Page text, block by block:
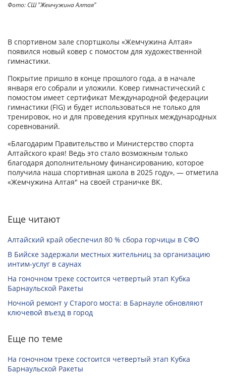
Фото: СШ "Жемчужина Алтая"
В спортивном зале спортшколы «Жемчужина Алтая»
появился новый ковер с помостом для художественной
гимнастики.
Покрытие пришло в конце прошлого года, а в начале
января его собрали и уложили. Ковер гимнастический с
помостом имеет сертификат Международной федерации
гимнастики (FIG) и будет использоваться не только для
тренировок, но и для проведения крупных международных
соревнований.
«Благодарим Правительство и Министерство спорта
Алтайского края! Ведь это стало возможным только
благодаря дополнительному финансированию, которое
получила наша спортивная школа в 2025 году», — отметила
«Жемчужина Алтая" на своей страничке ВК.
Еще читают
Алтайский край обеспечил 80 % сбора горчицы в СФО
В Бийске задержали местных жительниц за организацию
интим-услуг в саунах
На гоночном треке состоится четвертый этап Кубка
Барнаульской Ракеты
Ночной ремонт у Старого моста: в Барнауле обновляют
ключевой въезд в город
Еще по теме
На гоночном треке состоится четвертый этап Кубка
Барнаульской Ракеты